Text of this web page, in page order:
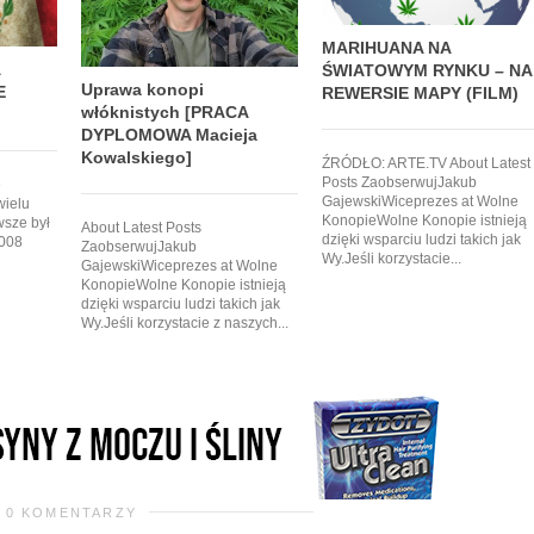
był
Uprawa konopi
włóknistych [PRACA
DYPLOMOWA Macieja
Kowalskiego]
About Latest Posts
ZaobserwujJakub
GajewskiWiceprezes at Wolne
KonopieWolne Konopie istnieją
dzięki wsparciu ludzi takich jak
Wy.Jeśli korzystacie z naszych...
MARIHUANA NA
ŚWIATOWYM RYNKU – NA
REWERSIE MAPY (FILM)
ŹRÓDŁO: ARTE.TV About Latest
Posts ZaobserwujJakub
GajewskiWiceprezes at Wolne
KonopieWolne Konopie istnieją
dzięki wsparciu ludzi takich jak
Wy.Jeśli korzystacie...
0 KOMENTARZY